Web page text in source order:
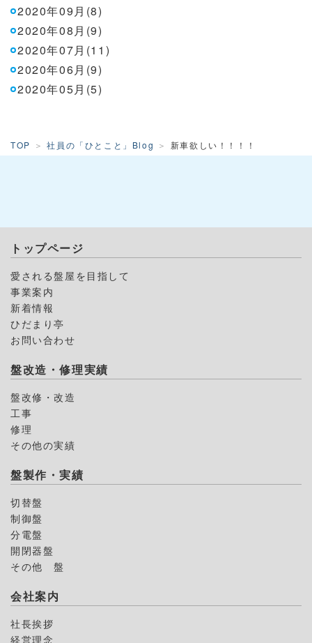
2020年09月(8)
2020年08月(9)
2020年07月(11)
2020年06月(9)
2020年05月(5)
TOP 社員の「ひとこと」Blog 新車欲しい！！！！
トップページ
愛される盤屋を目指して
事業案内
新着情報
ひだまり亭
お問い合わせ
盤改造・修理実績
盤改修・改造
工事
修理
その他の実績
盤製作・実績
切替盤
制御盤
分電盤
開閉器盤
その他 盤
会社案内
社長挨拶
経営理念